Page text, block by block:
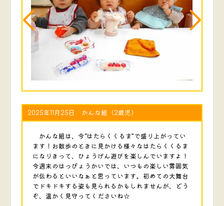
2025年11月25日 かんな組（2歳児）
かんな組は、今“はたらくくるま”で盛り上がってい
ます！お散歩のときに見かける様々なはたらくくるま
になりきって、ひょうげん遊びを楽しんでいますよ！
今週末のはっぴょうかいでは、いつもの楽しい雰囲気
が伝わるといいなぁと思っています。初めての大舞台
でドキドキする姿も見られるかもしれませんが、どう
ぞ、温かく見守ってくださいね☆